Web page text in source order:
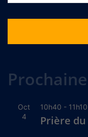
Oct
4
10h40 - 11h10
Prière